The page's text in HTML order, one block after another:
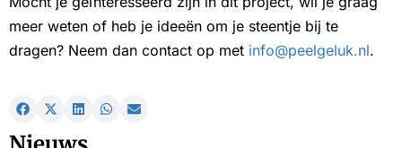
meer weten of heb je ideeën om je steentje bij te
dragen? Neem dan contact op met info@peelgeluk.nl.